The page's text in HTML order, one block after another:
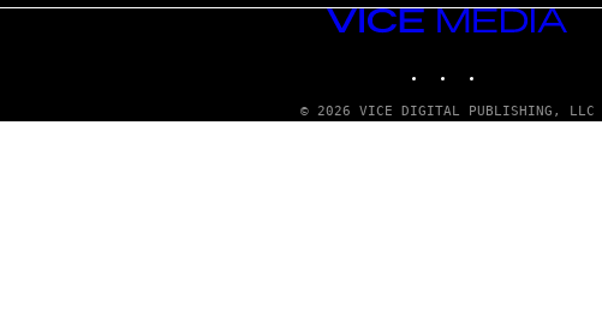
VICE
MEDIA
© 2026 VICE DIGITAL PUBLISHING, LLC